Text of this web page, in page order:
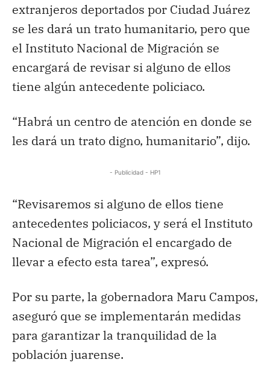
extranjeros deportados por Ciudad Juárez
se les dará un trato humanitario, pero que
el Instituto Nacional de Migración se
encargará de revisar si alguno de ellos
tiene algún antecedente policiaco.
“Habrá un centro de atención en donde se
les dará un trato digno, humanitario”, dijo.
- Publicidad - HP1
“Revisaremos si alguno de ellos tiene
antecedentes policiacos, y será el Instituto
Nacional de Migración el encargado de
llevar a efecto esta tarea”, expresó.
Por su parte, la gobernadora Maru Campos,
aseguró que se implementarán medidas
para garantizar la tranquilidad de la
población juarense.